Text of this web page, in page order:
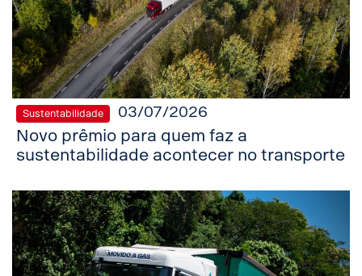
Sustentabilidade 03/07/2026
Novo prêmio para quem faz a
sustentabilidade acontecer no transporte